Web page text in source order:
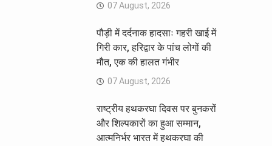
07 August, 2026
पौड़ी में दर्दनाक हादसाः गहरी खाई में
गिरी कार, हरिद्वार के पांच लोगों की
मौत, एक की हालत गंभीर
07 August, 2026
राष्ट्रीय हथकरघा दिवस पर बुनकरों
और शिल्पकारों का हुआ सम्मान,
आत्मनिर्भर भारत में हथकरघा की